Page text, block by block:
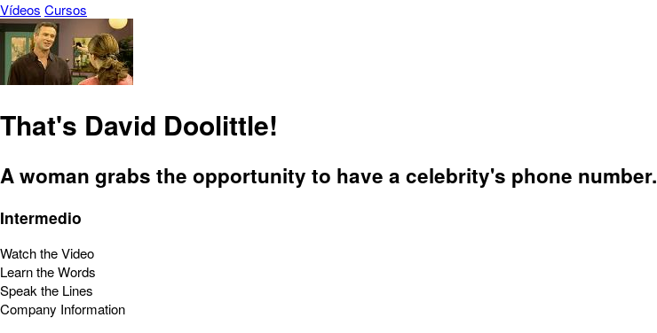
Vídeos Cursos
That's David Doolittle!
A woman grabs the opportunity to have a celebrity's phone number.
Intermedio
Watch the Video
Learn the Words
Speak the Lines
Company Information